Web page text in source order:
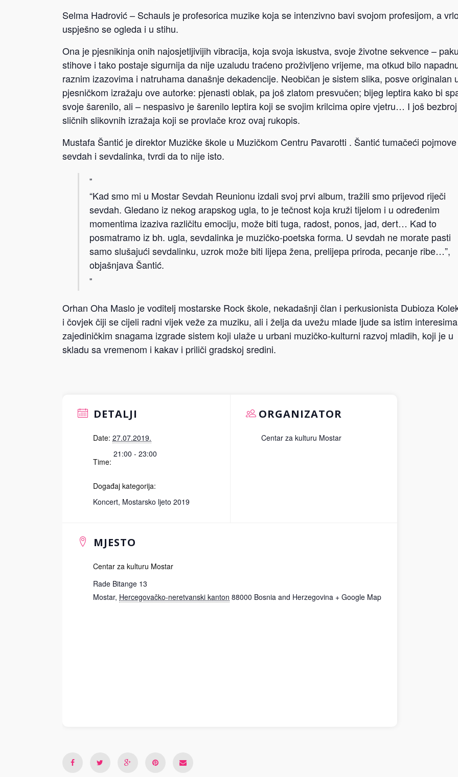
Selma Hadrović – Schauls je profesorica muzike koja se intenzivno bavi svojom profesijom, a
uspješno se ogleda i u stihu.
Ona je pjesnikinja onih najosjetljivijih vibracija, koja svoja iskustva, svoje životne sekvence –
stihove i tako postaje sigurnija da nije uzaludu traćeno proživljeno vrijeme, ma otkud bilo
raznim izazovima i natruhama današnje dekadencije. Neobičan je sistem slika, posve originalan
pjesničkom izražaju ove autorke: pjenasti oblak, pa još zlatom presvučen; bijeg leptira kako bi
svoje šarenilo, ali – nespasivo je šarenilo leptira koji se svojim krilcima opire vjetru… I još
sličnih slikovnih izražaja koji se provlače kroz ovaj rukopis.
Mustafa Šantić je direktor Muzičke škole u Muzičkom Centru Pavarotti . Šantić tumačeći pojmove
sevdah i sevdalinka, tvrdi da to nije isto.
“Kad smo mi u Mostar Sevdah Reunionu izdali svoj prvi album, tražili smo prijevod riječi
sevdah. Gledano iz nekog arapskog ugla, to je tečnost koja kruži tijelom i u određenim
momentima izaziva različitu emociju, može biti tuga, radost, ponos, jad, dert… Kad to
posmatramo iz bh. ugla, sevdalinka je muzičko-poetska forma. U sevdah ne morate pasti
samo slušajući sevdalinku, uzrok može biti lijepa žena, prelijepa priroda, pecanje ribe…”,
objašnjava Šantić.
Orhan Oha Maslo je voditelj mostarske Rock škole, nekadašnji član i perkusionista Dubioza
i čovjek čiji se cijeli radni vijek veže za muziku, ali i želja da uvežu mlade ljude sa istim
zajediničkim snagama izgrade sistem koji ulaže u urbani muzičko-kulturni razvoj mladih, koji je u
skladu sa vremenom i kakav i priliči gradskoj sredini.
DETALJI
Date: 27.07.2019.
Time:
21:00 - 23:00
Događaj kategorija:
Koncert, Mostarsko ljeto 2019
ORGANIZATOR
Centar za kulturu Mostar
MJESTO
Centar za kulturu Mostar
Rade Bitange 13
Mostar, Hercegovačko-neretvanski kanton 88000 Bosnia and Herzegovina + Google Map